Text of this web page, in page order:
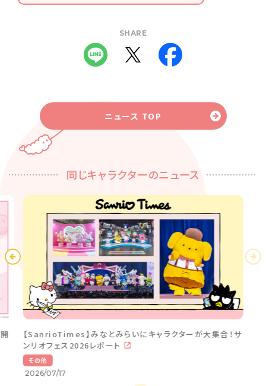
SHARE
ニュース TOP
同じキャラクターのニュース
【SanrioTimes】みなとみらいにキャラクターが大集合！サ
ンリオフェス2026レポート
その他
2026/07/17